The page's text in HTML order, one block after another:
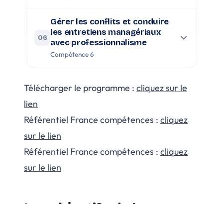
06
Gérer les conflits et conduire
les entretiens managériaux
avec professionnalisme
Compétence 6
Télécharger le programme : cliquez sur le
lien
Référentiel France compétences : cliquez
sur le lien
Référentiel France compétences : cliquez
sur le lien